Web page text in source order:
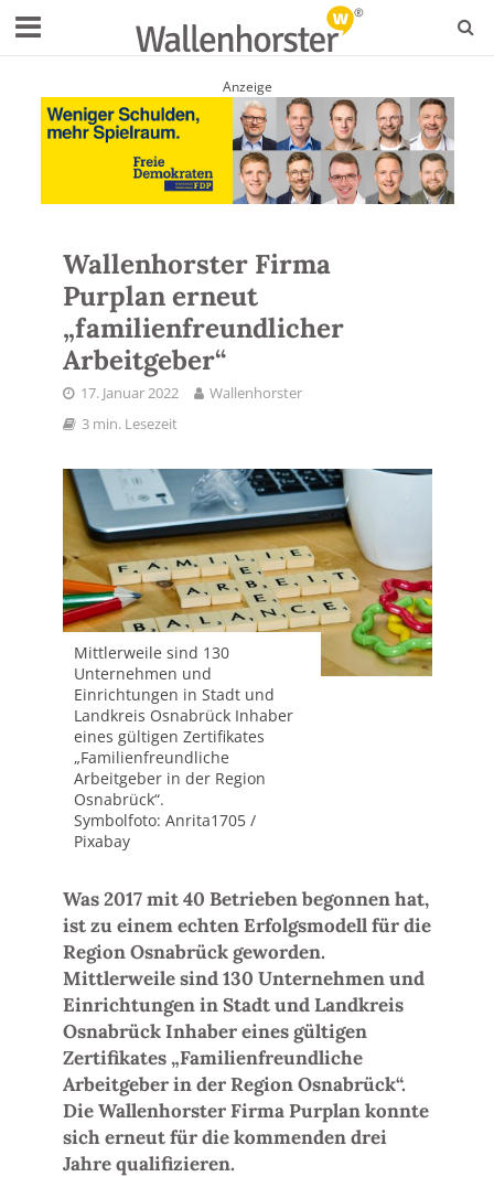
Anzeige
Wallenhorster Firma
Purplan erneut
„familienfreundlicher
Arbeitgeber“
17. Januar 2022
Wallenhorster
3 min. Lesezeit
Mittlerweile sind 130
Unternehmen und
Einrichtungen in Stadt und
Landkreis Osnabrück Inhaber
eines gültigen Zertifikates
„Familienfreundliche
Arbeitgeber in der Region
Osnabrück“.
Symbolfoto: Anrita1705 /
Pixabay
Was 2017 mit 40 Betrieben begonnen hat,
ist zu einem echten Erfolgsmodell für die
Region Osnabrück geworden.
Mittlerweile sind 130 Unternehmen und
Einrichtungen in Stadt und Landkreis
Osnabrück Inhaber eines gültigen
Zertifikates „Familienfreundliche
Arbeitgeber in der Region Osnabrück“.
Die Wallenhorster Firma Purplan konnte
sich erneut für die kommenden drei
Jahre qualifizieren.